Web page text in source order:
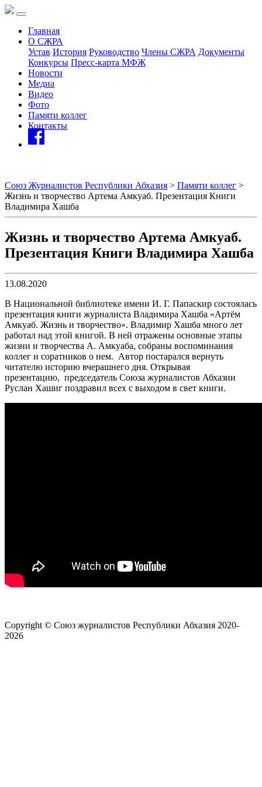
Главная
О СЖРА
Устав История Руководство Члены СЖРА Документы
Конкурсы Пресс-карта МФЖ
Новости
Медиа
Видео
Фото
Памяти коллег
Контакты
Союз Журналистов Республики Абхазия > Памяти коллег >
Жизнь и творчество Артема Амкуаб. Презентация Книги
Владимира Хашба
Жизнь и творчество Артема Амкуаб.
Презентация Книги Владимира Хашба
13.08.2020
В Национальной библиотеке имени И. Г. Папаскир состоялась
презентация книги журналиста Владимира Хашба «Артём
Амкуаб. Жизнь и творчество». Владимир Хашба много лет
работал над этой книгой. В ней отражены основные этапы
жизни и творчества А. Амкуаба, собраны воспоминания
коллег и соратников о нем. Автор постарался вернуть
читателю историю вчерашнего дня. Открывая
презентацию, председатель Союза журналистов Абхазии
Руслан Хашиг поздравил всех с выходом в свет книги.
Copyright © Союз журналистов Республики Абхазия 2020-
2026